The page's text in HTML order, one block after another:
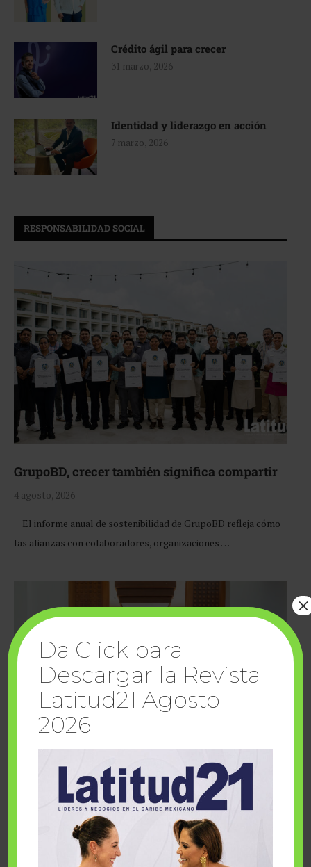
Crédito ágil para crecer
31 marzo, 2026
Identidad y liderazgo en acción
7 marzo, 2026
RESPONSABILIDAD SOCIAL
GrupoBD, crecer también significa compartir
4 agosto, 2026
El informe anual de sostenibilidad de GrupoBD refleja cómo
las alianzas con colaboradores, organizaciones …
Cuando la solidaridad inspira; cumplen
sueños Fairmont Mayakoba y Make-A-Wish
Da Click para
Descargar la Revista
Latitud21 Agosto
2026
×